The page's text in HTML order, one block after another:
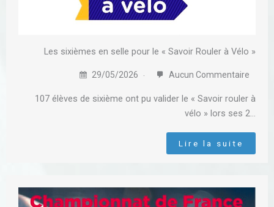
Les sixièmes en selle pour le « Savoir Rouler à Vélo »
29/05/2026 Aucun Commentaire
107 élèves de sixième ont pu valider le « Savoir rouler à
vélo » lors ses 2…
Lire la suite